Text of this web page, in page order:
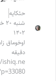
حئکایه
۱۴۰۲
دقیقه